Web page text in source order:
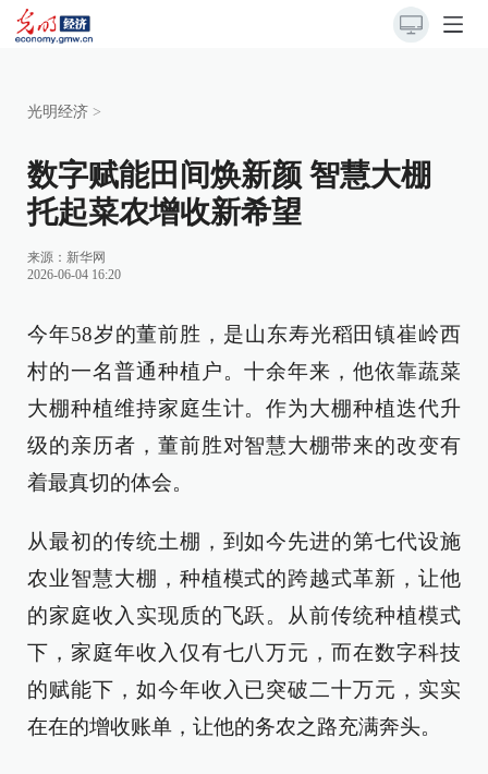
光明经济 >
数字赋能田间焕新颜 智慧大棚
托起菜农增收新希望
来源： 新华网
2026-06-04 16:20
今年58岁的董前胜，是山东寿光稻田镇崔岭西
村的一名普通种植户。十余年来，他依靠蔬菜
大棚种植维持家庭生计。作为大棚种植迭代升
级的亲历者，董前胜对智慧大棚带来的改变有
着最真切的体会。
从最初的传统土棚，到如今先进的第七代设施
农业智慧大棚，种植模式的跨越式革新，让他
的家庭收入实现质的飞跃。从前传统种植模式
下，家庭年收入仅有七八万元，而在数字科技
的赋能下，如今年收入已突破二十万元，实实
在在的增收账单，让他的务农之路充满奔头。